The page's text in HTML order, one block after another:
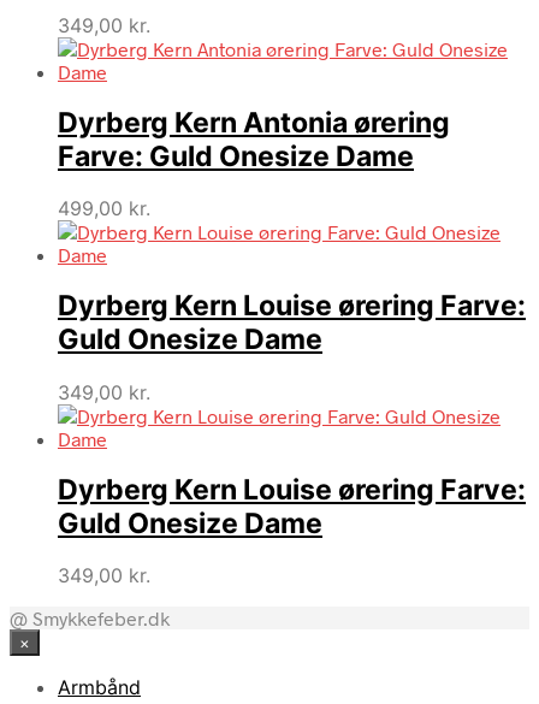
349,00 kr.
Dyrberg Kern Antonia ørering
Farve: Guld Onesize Dame
499,00 kr.
Dyrberg Kern Louise ørering Farve:
Guld Onesize Dame
349,00 kr.
Dyrberg Kern Louise ørering Farve:
Guld Onesize Dame
349,00 kr.
@ Smykkefeber.dk
×
Armbånd